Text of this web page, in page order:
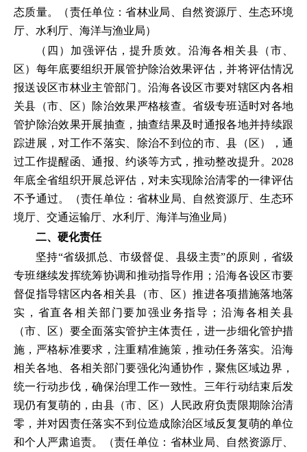
态质量。（责任单位：省林业局、自然资源厅、生态环境
厅、水利厅、海洋与渔业局）
（四）加强评估，提升质效。沿海各相关县（市、
区）每年底要组织开展管护除治效果评估，并将评估情况
报送设区市林业主管部门。沿海各设区市要对辖区内各相
关县（市、区）除治效果严格核查。省级专班适时对各地
管护除治效果开展抽查，抽查结果及时通报各地并持续跟
踪进展，对工作不落实、除治不到位的市、县（区），通
过工作提醒函、通报、约谈等方式，推动整改提升。2028
年底全省组织开展总评估，对未实现除治清零的一律评估
不予通过。（责任单位：省林业局、自然资源厅、生态环
境厅、交通运输厅、水利厅、海洋与渔业局）
二、硬化责任
坚持“省级抓总、市级督促、县级主责”的原则，省级
专班继续发挥统筹协调和推动指导作用；沿海各设区市要
督促指导辖区内各相关县（市、区）推进各项措施落地落
实，省直各相关部门要加强业务指导；沿海各相关县
（市、区）要全面落实管护主体责任，进一步细化管护措
施，严格标准要求，注重精准施策，推动任务落实。沿海
相关各地、各相关部门要强化沟通协作，聚焦区域边界，
统一行动步伐，确保治理工作一致性。三年行动结束后发
现仍有复萌的，由县（市、区）人民政府负责限期除治清
零，并对因责任落实不到位造成除治区域反复复萌的单位
和个人严肃追责。（责任单位：省林业局、自然资源厅、